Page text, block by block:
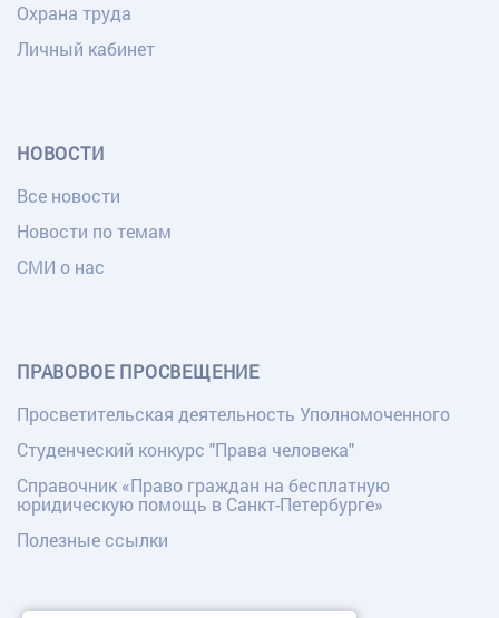
Охрана труда
Личный кабинет
НОВОСТИ
Все новости
Новости по темам
СМИ о нас
ПРАВОВОЕ ПРОСВЕЩЕНИЕ
Просветительская деятельность Уполномоченного
Студенческий конкурс "Права человека"
Справочник «Право граждан на бесплатную
юридическую помощь в Санкт-Петербурге»
Полезные ссылки